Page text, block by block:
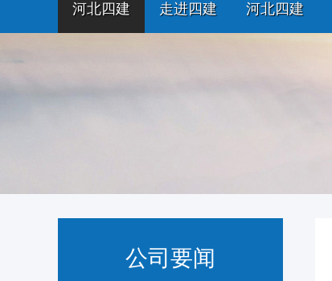
河北四建 走进四建 河北四建
公司要闻